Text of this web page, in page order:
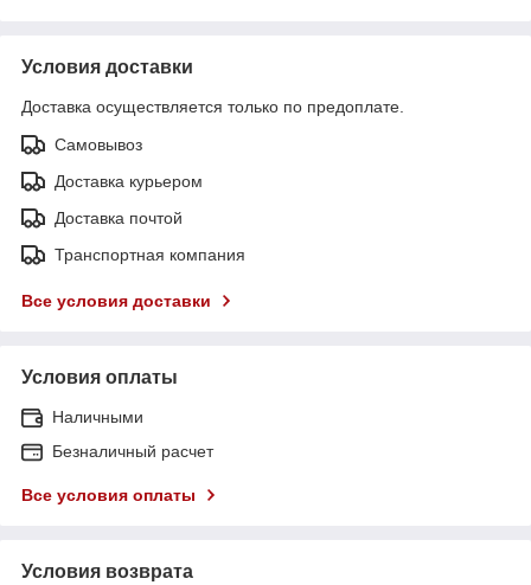
Условия доставки
Доставка осуществляется только по предоплате.
Самовывоз
Доставка курьером
Доставка почтой
Транспортная компания
Все условия доставки
Условия оплаты
Наличными
Безналичный расчет
Все условия оплаты
Условия возврата